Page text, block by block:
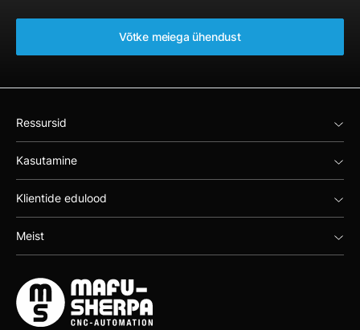
Võtke meiega ühendust
Ressursid
Kasutamine
Klientide edulood
Meist